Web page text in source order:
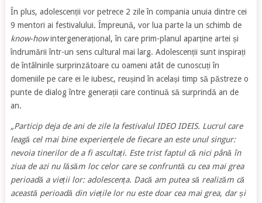
În plus, adolescenții vor petrece 2 zile în compania unuia dintre cei
9 mentori ai festivalului. Împreună, vor lua parte la un schimb de
know-howintergenerațional, în care prim-planul aparține artei și
îndrumării într-un sens cultural mai larg. Adolescenții sunt inspirați
de întâlnirile surprinzătoare cu oameni atât de cunoscuți în
domeniile pe care ei le iubesc, reușind în același timp să păstreze o
punte de dialog între generații care continuă să surprindă an de
an.
„Particip deja de ani de zile la festivalul IDEO IDEIS. Lucrul care
leagă cel mai bine experiențele de fiecare an este unul singur:
nevoia tinerilor de a fi ascultați. Este trist faptul că nici până în
ziua de azi nu lăsăm loc celor care se confruntă cu cea mai grea
perioadă a vieții lor: adolescența. Dacă am putea să realizăm că
această perioadă din viețile lor nu este doar cea mai grea, dar și